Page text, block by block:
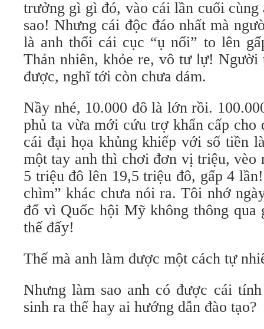
trưởng gì gì đó, vào cái lần cuối cùng
sao! Nhưng cái độc đáo nhất mà
là anh thổi cái cục “ụ nổi” to lên
Thản nhiên, khỏe re, vô tư lự! Người
được, nghĩ tới còn chưa dám.
Nầy nhé, 10.000 đô là lớn rồi.
phủ ta vừa mới cứu trợ khẩn cấp cho
cái đại họa khủng khiếp với số tiền
một tay anh thì chơi đơn vị triệu, vèo
5 triệu đô lên 19,5 triệu đô, gấp 4
chìm” khác chưa nói ra. Tôi nhớ
đổ vì Quốc hội Mỹ không thông
thế đấy!
Thế mà anh làm được một cách tự
Nhưng làm sao anh có được cái
sinh ra thế hay ai hướng dẫn đào tạo?